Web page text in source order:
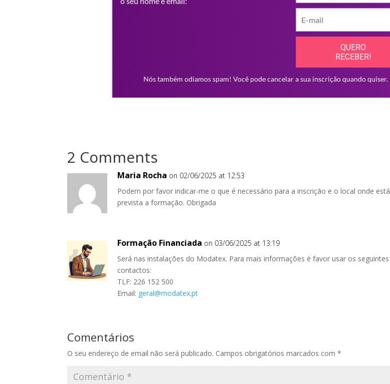
2 Comments
Maria Rocha on 02/06/2025 at 12:53
Podem por favor indicar-me o que é necessário para a inscrição e o local onde está
prevista a formação. Obrigada
Formação Financiada on 03/06/2025 at 13:19
Será nas instalações do Modatex. Para mais informações é favor usar os seguintes
contactos:
TLF: 226 152 500
Email: geral@modatex.pt
Comentários
O seu endereço de email não será publicado. Campos obrigatórios marcados com*